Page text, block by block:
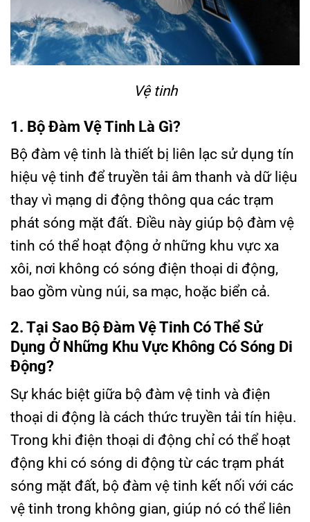
Vệ tinh
1. Bộ Đàm Vệ Tinh Là Gì?
Bộ đàm vệ tinh là thiết bị liên lạc sử dụng tín
hiệu vệ tinh để truyền tải âm thanh và dữ liệu
thay vì mạng di động thông qua các trạm
phát sóng mặt đất. Điều này giúp bộ đàm vệ
tinh có thể hoạt động ở những khu vực xa
xôi, nơi không có sóng điện thoại di động,
bao gồm vùng núi, sa mạc, hoặc biển cả.
2. Tại Sao Bộ Đàm Vệ Tinh Có Thể Sử
Dụng Ở Những Khu Vực Không Có Sóng Di
Động?
Sự khác biệt giữa bộ đàm vệ tinh và điện
thoại di động là cách thức truyền tải tín hiệu.
Trong khi điện thoại di động chỉ có thể hoạt
động khi có sóng di động từ các trạm phát
sóng mặt đất, bộ đàm vệ tinh kết nối với các
vệ tinh trong không gian, giúp nó có thể liên